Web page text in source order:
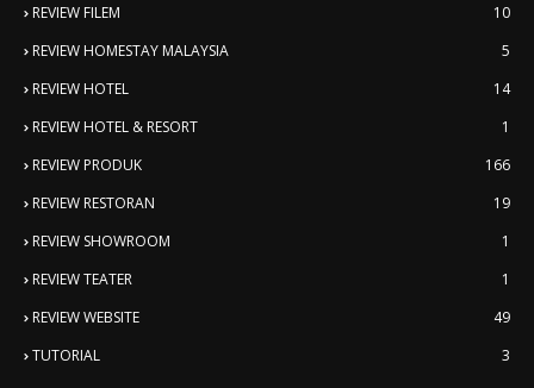
REVIEW FILEM
10
REVIEW HOMESTAY MALAYSIA
5
REVIEW HOTEL
14
REVIEW HOTEL & RESORT
1
REVIEW PRODUK
166
REVIEW RESTORAN
19
REVIEW SHOWROOM
1
REVIEW TEATER
1
REVIEW WEBSITE
49
TUTORIAL
3